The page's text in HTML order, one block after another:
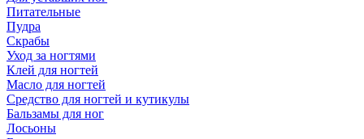
Питательные
Пудра
Скрабы
Уход за ногтями
Клей для ногтей
Масло для ногтей
Средство для ногтей и кутикулы
Бальзамы для ног
Лосьоны